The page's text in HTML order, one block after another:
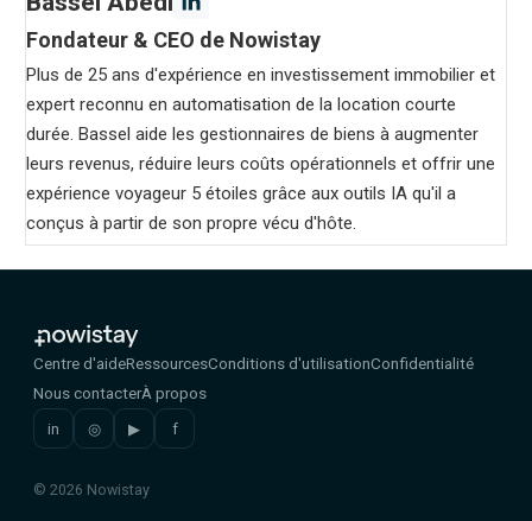
Fondateur & CEO de Nowistay
Plus de 25 ans d'expérience en investissement immobilier et
expert reconnu en automatisation de la location courte
durée. Bassel aide les gestionnaires de biens à augmenter
leurs revenus, réduire leurs coûts opérationnels et offrir une
expérience voyageur 5 étoiles grâce aux outils IA qu'il a
conçus à partir de son propre vécu d'hôte.
Centre d'aideRessourcesConditions d'utilisationConfidentialité
Nous contacterÀ propos
in ◎ ▶ f
© 2026 Nowistay